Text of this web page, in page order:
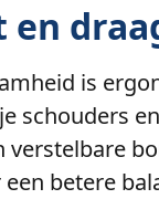
en
is
schouders
verstelbare
betere